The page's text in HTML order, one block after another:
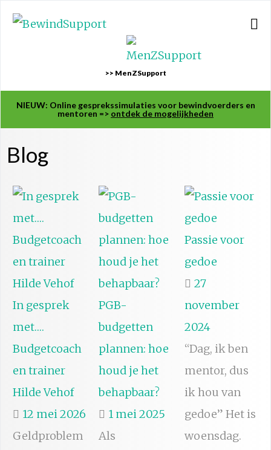
>> MenZSupport
NIEUW: Online gesprekssimulaties voor bewindvoerders en
mentoren => ontdek de mogelijkheden
Blog
In gesprek
met….
Budgetcoach
en trainer
Hilde Vehof
12 mei 2026
Geldproblem
PGB-
budgetten
plannen: hoe
houd je het
behapbaar?
1 mei 2025
Als
Passie voor
gedoe
27
november
2024
“Dag, ik ben
mentor, dus
ik hou van
gedoe” Het is
woensdag.